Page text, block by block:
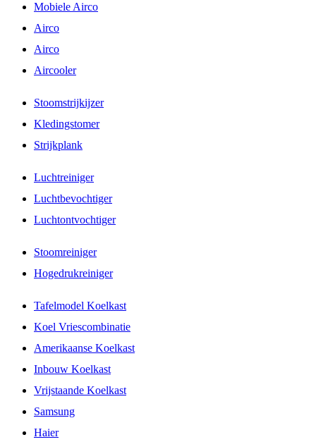
Mobiele Airco
Airco
Airco
Aircooler
Stoomstrijkijzer
Kledingstomer
Strijkplank
Luchtreiniger
Luchtbevochtiger
Luchtontvochtiger
Stoomreiniger
Hogedrukreiniger
Tafelmodel Koelkast
Koel Vriescombinatie
Amerikaanse Koelkast
Inbouw Koelkast
Vrijstaande Koelkast
Samsung
Haier